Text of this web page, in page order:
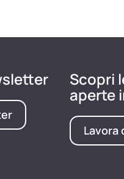
Scopri
aperte
Lavora